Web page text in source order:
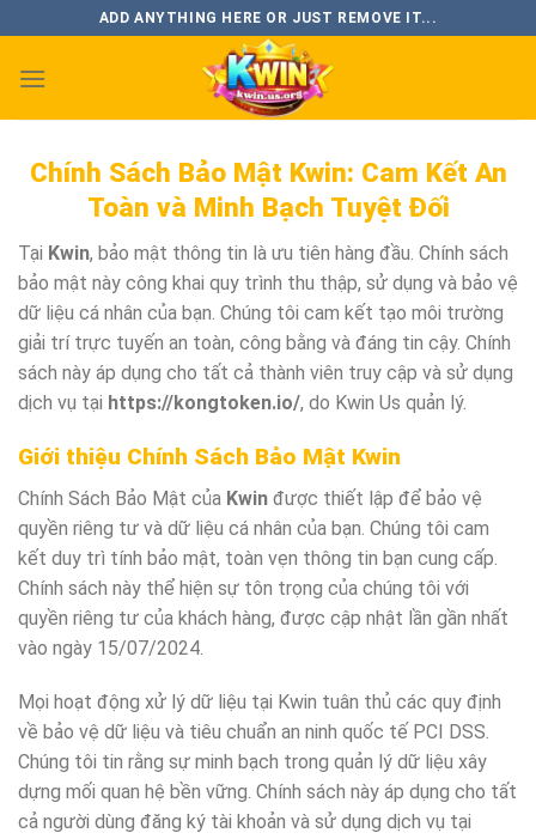
nội
ADD ANYTHING HERE OR JUST REMOVE IT...
Chính Sách Bảo Mật Kwin: Cam Kết An
Toàn và Minh Bạch Tuyệt Đối
Tại Kwin, bảo mật thông tin là ưu tiên hàng đầu. Chính sách
bảo mật này công khai quy trình thu thập, sử dụng và bảo vệ
dữ liệu cá nhân của bạn. Chúng tôi cam kết tạo môi trường
giải trí trực tuyến an toàn, công bằng và đáng tin cậy. Chính
sách này áp dụng cho tất cả thành viên truy cập và sử dụng
dịch vụ tại https://kongtoken.io/, do Kwin Us quản lý.
Giới thiệu Chính Sách Bảo Mật Kwin
Chính Sách Bảo Mật của Kwin được thiết lập để bảo vệ
quyền riêng tư và dữ liệu cá nhân của bạn. Chúng tôi cam
kết duy trì tính bảo mật, toàn vẹn thông tin bạn cung cấp.
Chính sách này thể hiện sự tôn trọng của chúng tôi với
quyền riêng tư của khách hàng, được cập nhật lần gần nhất
vào ngày 15/07/2024.
Mọi hoạt động xử lý dữ liệu tại Kwin tuân thủ các quy định
về bảo vệ dữ liệu và tiêu chuẩn an ninh quốc tế PCI DSS.
Chúng tôi tin rằng sự minh bạch trong quản lý dữ liệu xây
dựng mối quan hệ bền vững. Chính sách này áp dụng cho tất
cả người dùng đăng ký tài khoản và sử dụng dịch vụ tại